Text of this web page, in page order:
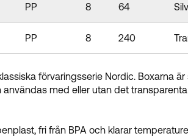
PP 8 64
PP 8 240
förvaringsserie Nordic. Boxarna
med eller utan det
fri från BPA och klarar